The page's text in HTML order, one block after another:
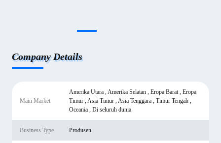
Company Details
Main Market
Amerika Utara , Amerika Selatan , Eropa Barat , Eropa
Timur , Asia Timur , Asia Tenggara , Timur Tengah ,
Oceania , Di seluruh dunia
Business Type Produsen